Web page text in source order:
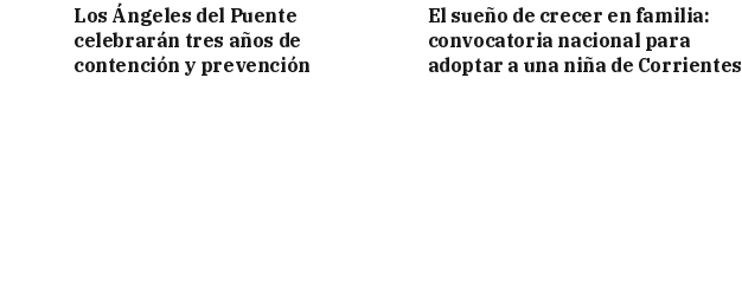
Los Ángeles del Puente
celebrarán tres años de
contención y prevención
El sueño de crecer en familia:
convocatoria nacional para
adoptar a una niña de Corrientes